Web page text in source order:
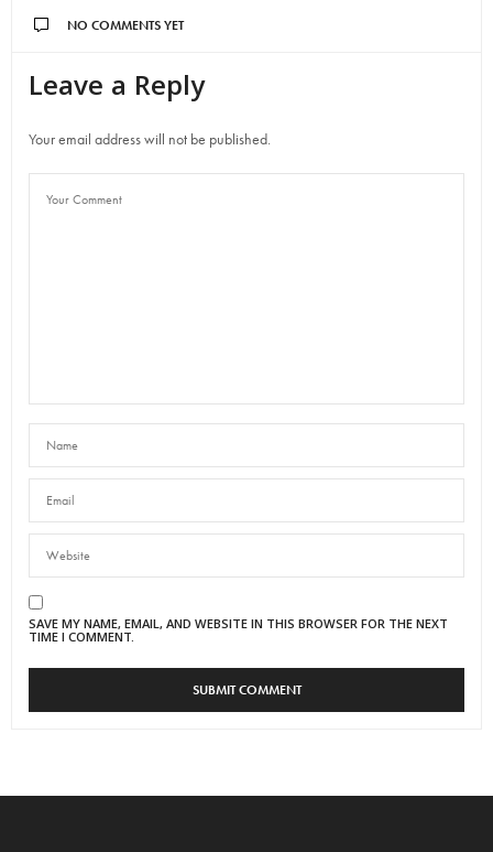
NO COMMENTS YET
Leave a Reply
Your email address will not be published.
SAVE MY NAME, EMAIL, AND WEBSITE IN THIS BROWSER FOR THE NEXT
TIME I COMMENT.